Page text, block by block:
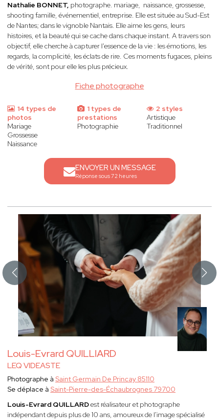
Fiche photographe
Nathalie BONNET, photographe. mariage, naissance, grossesse,
shooting famille, événementiel, entreprise. Elle est située au Sud-Est
de Nantes; dans le vignoble Nantais. Elleaime les gens, leurs
histoires, et la beauté qui se cache dans chaque instant. A travers son
objectif, elle cherche à capturer l'essence de la vie : les émotions, les
regards, la complicité, les éclats de rire. Ces moments fugaces, pleins
de vérité, sont pour elle les plus précieux.
14 types de
photos
Mariage
Grossesse
Naissance
1 types de
prestations
Photographie
2 styles
Artistique
Traditionnel
ENVOYER UN MESSAGE
Réponse sous 72 heures
Louis-Evrard QUILLIARD
LEQ VIDEASTE
Photographe à Saint Germain De Princay 85110
Se déplace à Saint-Pierre-des-Échaubrognes 79700
Louis-Evrard QUILLARDest réalisateur et photographe
indépendant depuis plus de 10 ans, amoureux de l'image spécialisé